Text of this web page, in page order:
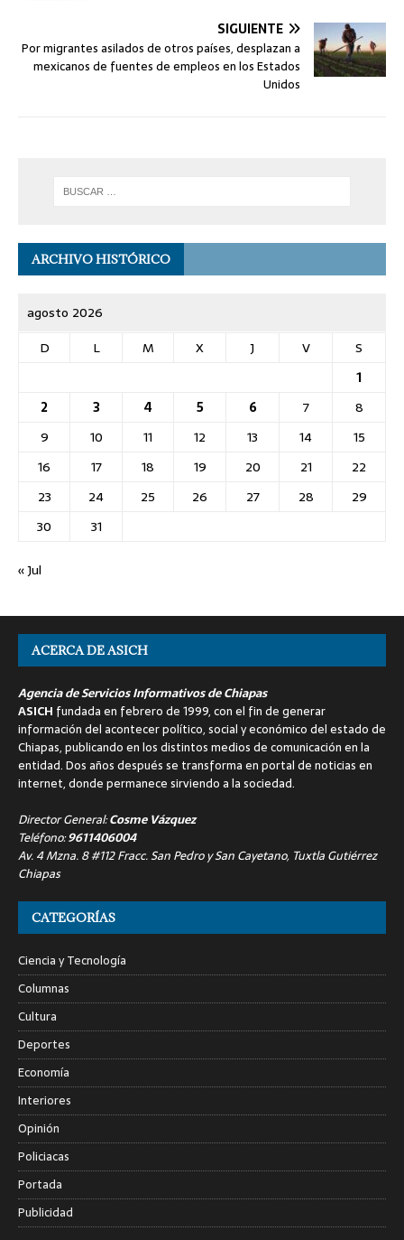
SIGUIENTE
Por migrantes asilados de otros países, desplazan a
mexicanos de fuentes de empleos en los Estados
Unidos
ARCHIVO HISTÓRICO
agosto 2026
D
L M X J V
S
1
2
3 4 5 6 7
8
9
10 11 12 13 14
15
16
17 18 19 20 21
22
23
24 25 26 27 28
29
30
31
« Jul
ACERCA DE ASICH
Agencia de Servicios Informativos de Chiapas
ASICH fundada en febrero de 1999, con el fin de generar
información del acontecer político, social y económico del estado de
Chiapas, publicando en los distintos medios de comunicación en la
entidad. Dos años después se transforma en portal de noticias en
internet, donde permanece sirviendo a la sociedad.
Director General:Cosme Vázquez
Teléfono:9611406004
Av. 4 Mzna. 8 #112 Fracc. San Pedro y San Cayetano, Tuxtla Gutiérrez
Chiapas
CATEGORÍAS
Ciencia y Tecnología
Columnas
Cultura
Deportes
Economía
Interiores
Opinión
Policiacas
Portada
Publicidad